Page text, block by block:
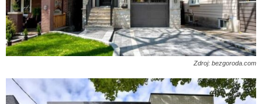
Zdroj: bezgoroda.com